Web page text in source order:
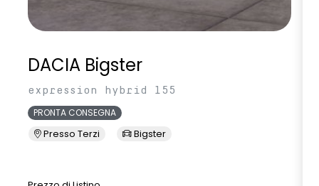
DACIA Bigster
expression hybrid 155
PRONTA CONSEGNA
Presso Terzi Bigster